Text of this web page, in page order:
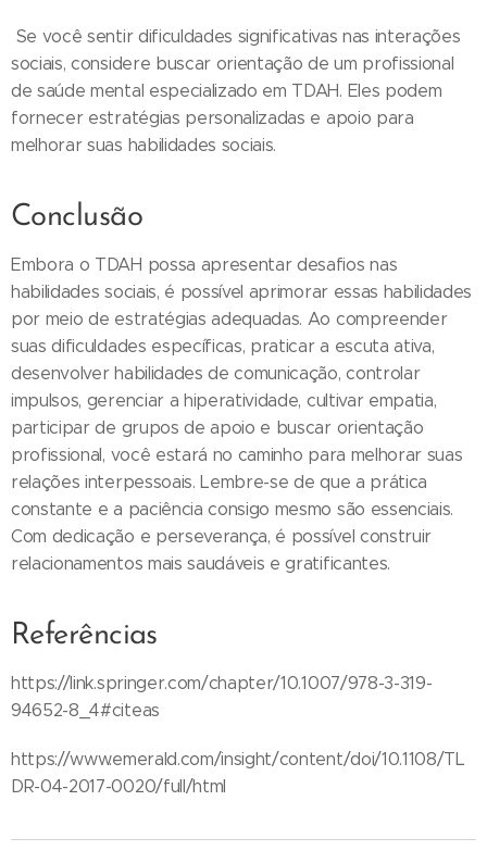
Se você sentir dificuldades significativas nas interações
sociais, considere buscar orientação de um profissional
de saúde mental especializado em TDAH. Eles podem
fornecer estratégias personalizadas e apoio para
melhorar suas habilidades sociais.
Conclusão
Embora o TDAH possa apresentar desafios nas
habilidades sociais, é possível aprimorar essas habilidades
por meio de estratégias adequadas. Ao compreender
suas dificuldades específicas, praticar a escuta ativa,
desenvolver habilidades de comunicação, controlar
impulsos, gerenciar a hiperatividade, cultivar empatia,
participar de grupos de apoio e buscar orientação
profissional, você estará no caminho para melhorar suas
relações interpessoais. Lembre-se de que a prática
constante e a paciência consigo mesmo são essenciais.
Com dedicação e perseverança, é possível construir
relacionamentos mais saudáveis e gratificantes.
Referências
https://link.springer.com/chapter/10.1007/978-3-319-
94652-8_4#citeas
https://www.emerald.com/insight/content/doi/10.1108/TL
DR-04-2017-0020/full/html